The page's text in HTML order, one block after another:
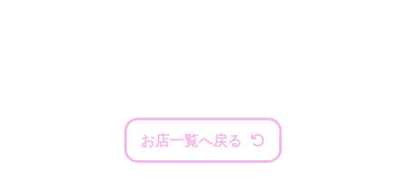
お店一覧へ戻る